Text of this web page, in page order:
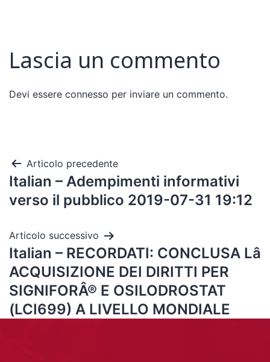
Lascia un commento
Devi essere connesso per inviare un commento.
Articolo precedente
Italian – Adempimenti informativi
verso il pubblico 2019-07-31 19:12
Articolo successivo
Italian – RECORDATI: CONCLUSA Lâ
ACQUISIZIONE DEI DIRITTI PER
SIGNIFORÂ® E OSILODROSTAT
(LCI699) A LIVELLO MONDIALE